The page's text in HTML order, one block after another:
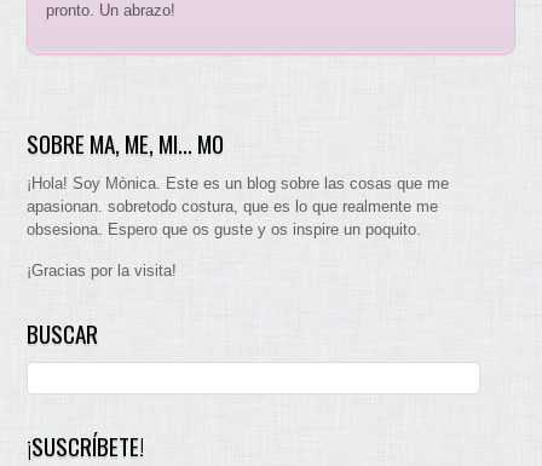
pronto. Un abrazo!
SOBRE MA, ME, MI… MO
¡Hola! Soy Mònica. Este es un blog sobre las cosas que me
apasionan. sobretodo costura, que es lo que realmente me
obsesiona. Espero que os guste y os inspire un poquito.
¡Gracias por la visita!
BUSCAR
¡SUSCRÍBETE!